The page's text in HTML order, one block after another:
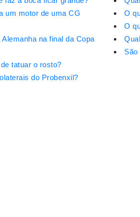
um motor de uma CG
na final da Copa
tatuar o rosto?
do Probenxil?
O
O
São